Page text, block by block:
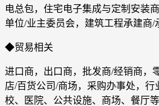
电总包，住宅电子集成与定制安装
单位/业主委员会，建筑工程承建商/
◆贸易相关
进口商，出口商，批发商/经销商，
店/百货公司/商场，采购办事处，
校、医院、公共设施、商场、餐厅等